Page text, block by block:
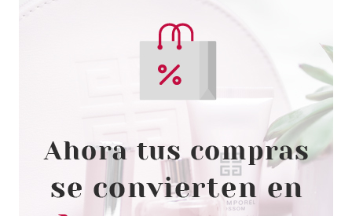
ESSENCE
ESSENCE HELLO KITTY
CEPILLO DE CEJAS Y
PESTAÑAS
Pvr 2.99€
desde